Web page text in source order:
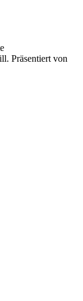
Präsentiert von